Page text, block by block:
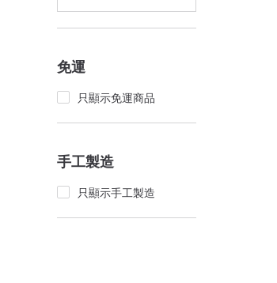
免運
只顯示免運商品
手工製造
只顯示手工製造